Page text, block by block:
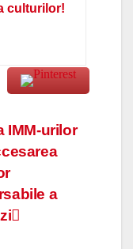
culturilor!
IMM-urilor
a